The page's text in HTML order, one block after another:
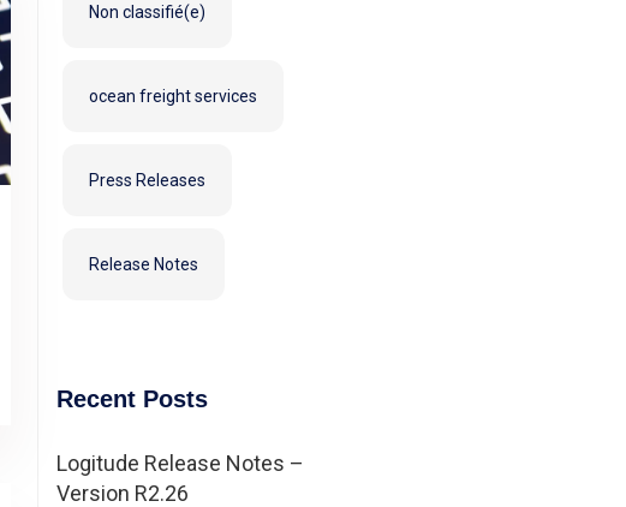
Non classifié(e)
ocean freight services
Press Releases
Release Notes
Recent Posts
Logitude Release Notes –
Version R2.26